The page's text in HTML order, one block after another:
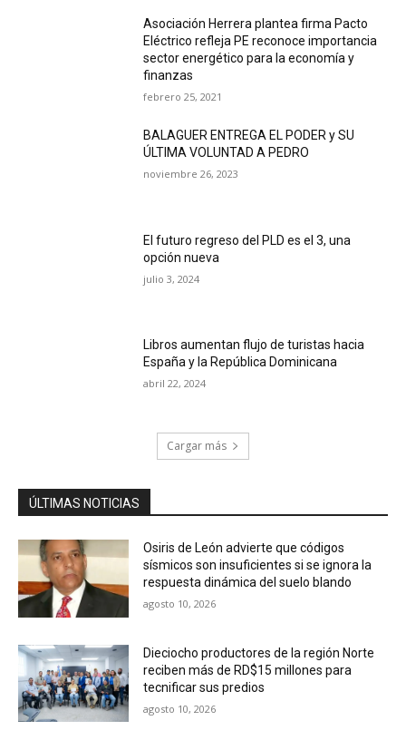
Asociación Herrera plantea firma Pacto
Eléctrico refleja PE reconoce importancia
sector energético para la economía y
finanzas
febrero 25, 2021
BALAGUER ENTREGA EL PODER y SU
ÚLTIMA VOLUNTAD A PEDRO
noviembre 26, 2023
El futuro regreso del PLD es el 3, una
opción nueva
julio 3, 2024
Libros aumentan flujo de turistas hacia
España y la República Dominicana
abril 22, 2024
Cargar más
ÚLTIMAS NOTICIAS
Osiris de León advierte que códigos
sísmicos son insuficientes si se ignora la
respuesta dinámica del suelo blando
agosto 10, 2026
Dieciocho productores de la región Norte
reciben más de RD$15 millones para
tecnificar sus predios
agosto 10, 2026